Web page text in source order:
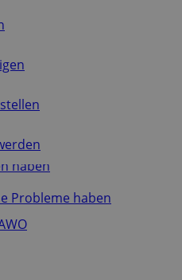
mit Behinderungen
haben
Probleme haben